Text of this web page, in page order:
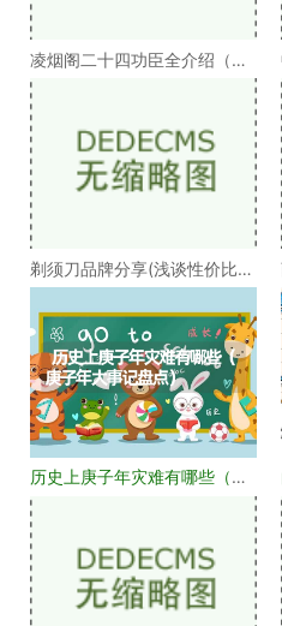
凌烟阁二十四功臣全介绍（凌
烟阁二十四功臣排
剃须刀品牌分享(浅谈性价比高
的剃须刀品牌）
历史上庚子年灾难有哪些（庚
子年大事记盘点）